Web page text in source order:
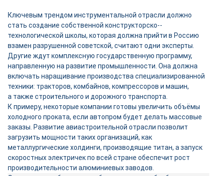
Ключевым трендом инструментальной отрасли должно
стать создание собственной конструкторско-­
технологической школы, которая должна прийти в Россию
взамен разрушенной советской, считают одни эксперты.
Другие ждут комплексную государственную программу,
направленную на развитие промышленности. Она должна
включать наращивание производства специализированной
техники: тракторов, комбайнов, компрессоров и машин,
а также строительного и дорожного транспорта.
К примеру, некоторые компании готовы увеличить объёмы
холодного проката, если автопром будет делать массовые
заказы. Развитие авиастроительной отрасли позволит
загрузить мощности таких организаций, как
металлургические холдинги, производящие титан, а запуск
скоростных электричек по всей стране обеспечит рост
производительности алюминиевых заводов.